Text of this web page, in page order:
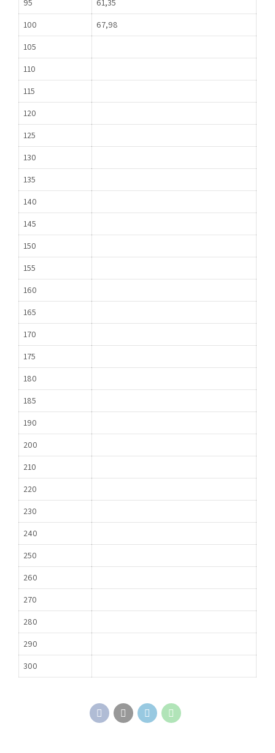
95
61,35
100
67,98
105
110
115
120
125
130
135
140
145
150
155
160
165
170
175
180
185
190
200
210
220
230
240
250
260
270
280
290
300